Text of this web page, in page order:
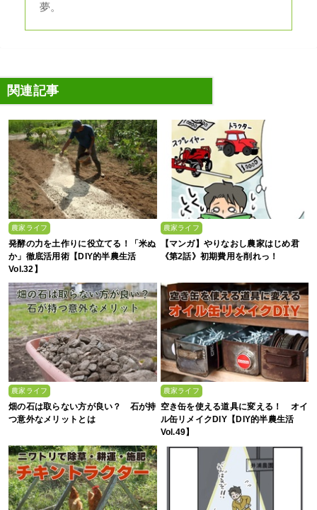
夢。
関連記事
農家ライフ
発酵の力を土作りに役立てる！「米ぬ
か」徹底活用術【DIY的半農生活
Vol.32】
農家ライフ
【マンガ】やりなおし農家はじめ君
《第2話》初期費用を削れっ！
農家ライフ
畑の石は取らない方が良い？ 石が持
つ意外なメリットとは
農家ライフ
空き缶を使える道具に変える！ オイ
ル缶リメイクDIY【DIY的半農生活
Vol.49】